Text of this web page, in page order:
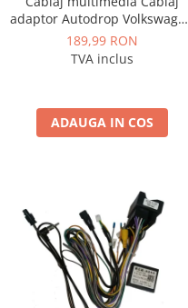
adaptor Autodrop Volkswagen
Caddy (2023+) pentru
Navigații multimedia Android
189,99 RON
TVA inclus
ADAUGA IN COS